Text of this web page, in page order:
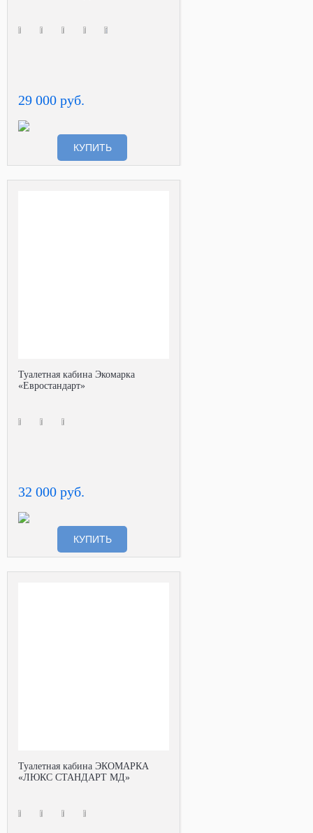
29 000 руб.
КУПИТЬ
Туалетная кабина Экомарка
«Евростандарт»
32 000 руб.
КУПИТЬ
Туалетная кабина ЭКОМАРКА
«ЛЮКС СТАНДАРТ МД»